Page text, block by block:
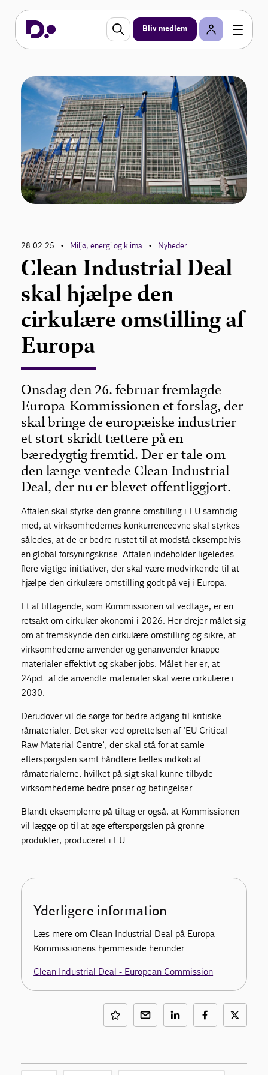
Bliv medlem
28.02.25 • Miljø, energi og klima • Nyheder
Clean Industrial Deal
skal hjælpe den
cirkulære omstilling af
Europa
Onsdag den 26. februar fremlagde
Europa-Kommissionen et forslag, der
skal bringe de europæiske industrier
et stort skridt tættere på en
bæredygtig fremtid. Der er tale om
den længe ventede Clean Industrial
Deal, der nu er blevet offentliggjort.
Aftalen skal styrke den grønne omstilling i EU samtidig
med, at virksomhedernes konkurrenceevne skal styrkes
således, at de er bedre rustet til at modstå eksempelvis
en global forsyningskrise. Aftalen indeholder ligeledes
flere vigtige initiativer, der skal være medvirkende til at
hjælpe den cirkulære omstilling godt på vej i Europa.
Et af tiltagende, som Kommissionen vil vedtage, er en
retsakt om cirkulær økonomi i 2026. Her drejer målet sig
om at fremskynde den cirkulære omstilling og sikre, at
virksomhederne anvender og genanvender knappe
materialer effektivt og skaber jobs. Målet her er, at
24pct. af de anvendte materialer skal være cirkulære i
2030.
Derudover vil de sørge for bedre adgang til kritiske
råmaterialer. Det sker ved oprettelsen af ’EU Critical
Raw Material Centre’, der skal stå for at samle
efterspørgslen samt håndtere fælles indkøb af
råmaterialerne, hvilket på sigt skal kunne tilbyde
virksomhederne bedre priser og betingelser.
Blandt eksemplerne på tiltag er også, at Kommissionen
vil lægge op til at øge efterspørgslen på grønne
produkter, produceret i EU.
Yderligere information
Læs mere om Clean Industrial Deal på Europa-
Kommissionens hjemmeside herunder.
Clean Industrial Deal - European Commission